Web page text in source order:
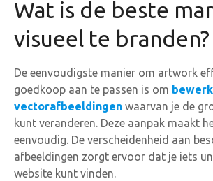
Wat is de beste
visueel te branden?
De eenvoudigste manier om artwork
goedkoop aan te passen is om
vectorafbeeldingen waarvan je de
kunt veranderen. Deze aanpak maakt
eenvoudig. De verscheidenheid aan
afbeeldingen zorgt ervoor dat je iets
website kunt vinden.